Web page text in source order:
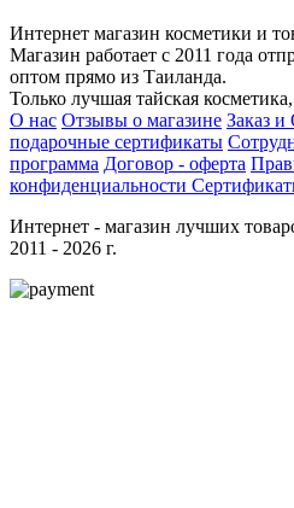
Интернет магазин косметики и
Магазин работает с 2011 года
оптом прямо из Таиланда.
Только лучшая тайская
О нас Отзывы о магазине Заказ и
подарочные сертификаты
программа Договор - оферта
конфиденциальности
Интернет - магазин лучших
2011 - 2026 г.